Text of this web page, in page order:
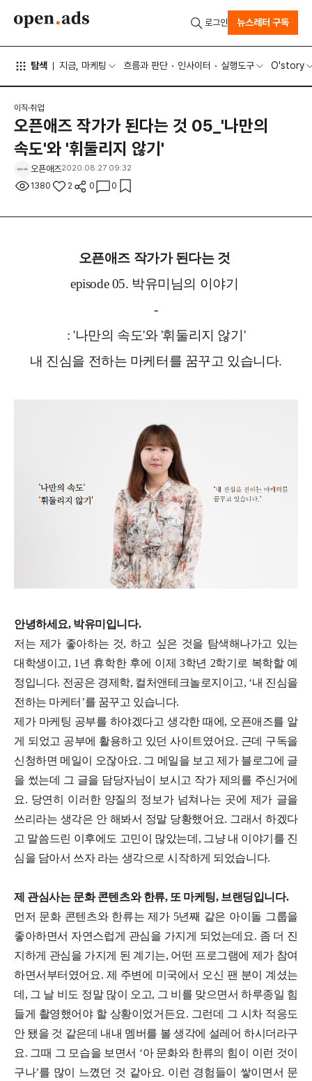
탐색 지금, 마케팅 흐름과 판단 인사이터 실행도구 O'story
로그인 뉴스레터 구독
이직·취업
오픈애즈 작가가 된다는 것 05_'나만의
속도'와 '휘둘리지 않기'
오픈애즈2020.08.27 09:32
1380 2 0 0
오픈애즈 작가가 된다는 것
episode 05. 박유미님의 이야기
-
: '나만의 속도'와 '휘둘리지 않기'
내 진심을 전하는 마케터를 꿈꾸고 있습니다.
안녕하세요, 박유미입니다.
저는 제가 좋아하는 것, 하고 싶은 것을 탐색해나가고 있는
대학생이고, 1년 휴학한 후에 이제 3학년 2학기로 복학할 예
정입니다. 전공은 경제학, 컬처앤테크놀로지이고, ‘내 진심을
전하는 마케터’를 꿈꾸고 있습니다.
제가 마케팅 공부를 하야겠다고 생각한 때에, 오픈애즈를 알
게 되었고 공부에 활용하고 있던 사이트였어요. 근데 구독을
신청하면 메일이 오잖아요. 그 메일을 보고 제가 블로그에 글
을 썼는데 그 글을 담당자님이 보시고 작가 제의를 주신거에
요. 당연히 이러한 양질의 정보가 넘쳐나는 곳에 제가 글을
쓰리라는 생각은 안 해봐서 정말 당황했어요. 그래서 하겠다
고 말씀드린 이후에도 고민이 많았는데, 그냥 내 이야기를 진
심을 담아서 쓰자 라는 생각으로 시작하게 되었습니다.
제 관심사는 문화 콘텐츠와 한류, 또 마케팅, 브랜딩입니다.
먼저 문화 콘텐츠와 한류는 제가 5년째 같은 아이돌 그룹을
좋아하면서 자연스럽게 관심을 가지게 되었는데요. 좀 더 진
지하게 관심을 가지게 된 계기는, 어떤 프로그램에 제가 참여
하면서부터였어요. 제 주변에 미국에서 오신 팬 분이 계셨는
데, 그 날 비도 정말 많이 오고, 그 비를 맞으면서 하루종일 힘
들게 촬영했어야 할 상황이었거든요. 그런데 그 시차 적응도
안 됐을 것 같은데 내내 멤버를 볼 생각에 설레어 하시더라구
요. 그때 그 모습을 보면서 ‘아 문화와 한류의 힘이 이런 것이
구나’를 많이 느꼈던 것 같아요. 이런 경험들이 쌓이면서 문